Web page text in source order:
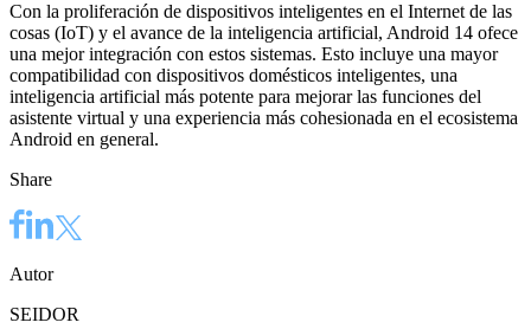
Con la proliferación de dispositivos inteligentes en el Internet de las
cosas (IoT) y el avance de la inteligencia artificial, Android 14 ofece
una mejor integración con estos sistemas. Esto incluye una mayor
compatibilidad con dispositivos domésticos inteligentes, una
inteligencia artificial más potente para mejorar las funciones del
asistente virtual y una experiencia más cohesionada en el ecosistema
Android en general.
Share
Autor
SEIDOR